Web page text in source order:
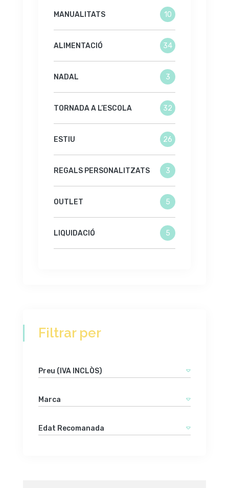
Filtrar per
Preu (IVA INCLÒS)
Marca
Edat Recomanada
MANUALITATS 10
ALIMENTACIÓ 34
NADAL 3
TORNADA A L’ESCOLA 32
ESTIU 26
REGALS PERSONALITZATS 3
OUTLET 5
LIQUIDACIÓ 5